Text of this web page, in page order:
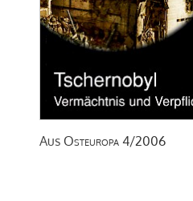
Aus Osteuropa 4/2006